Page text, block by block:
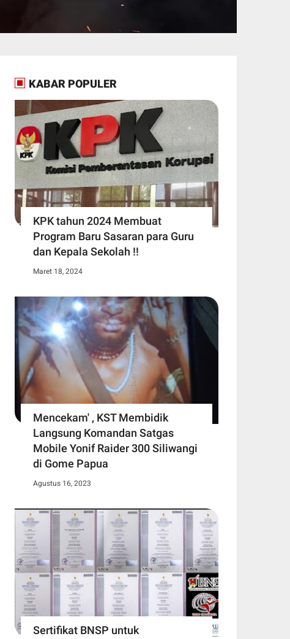
KABAR POPULER
KPK tahun 2024 Membuat
Program Baru Sasaran para Guru
dan Kepala Sekolah !!
Maret 18, 2024
Mencekam' , KST Membidik
Langsung Komandan Satgas
Mobile Yonif Raider 300 Siliwangi
di Gome Papua
Agustus 16, 2023
Sertifikat BNSP untuk